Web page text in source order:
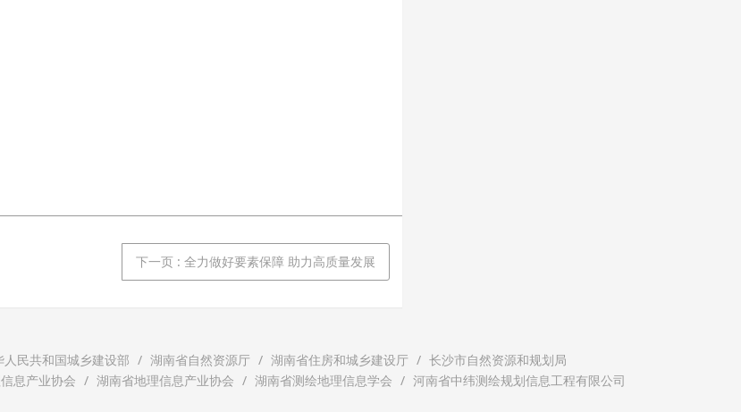
下一页 : 全力做好要素保障 助力高质量发展
人民共和国城乡建设部 湖南省自然资源厅 湖南省住房和城乡建设厅
长沙市自然资源和规划局
息产业协会 湖南省地理信息产业协会 湖南省测绘地理信息学会 河南省中纬测绘规划信息工程有限公司